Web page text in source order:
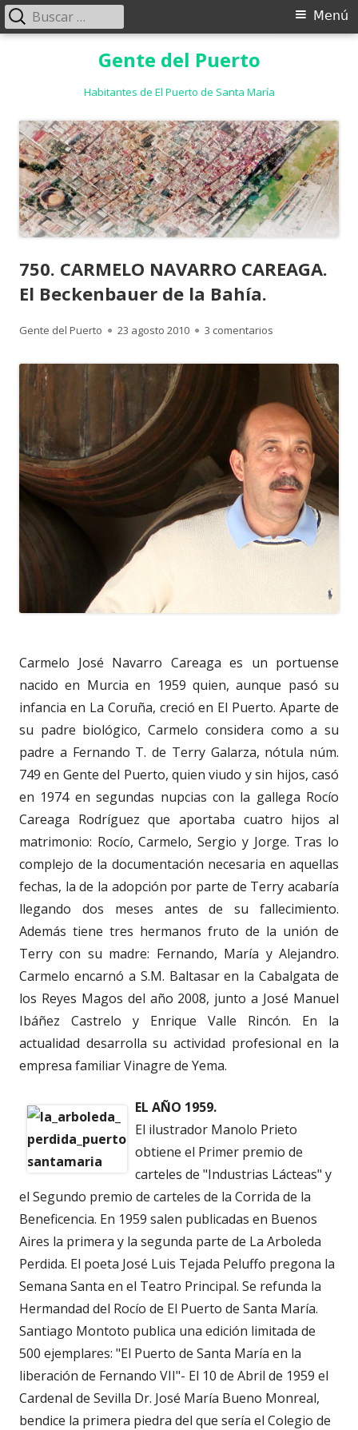
Gente del Puerto
Habitantes de El Puerto de Santa María
Menú
Menú
Buscar:
750. CARMELO NAVARRO CAREAGA.
El Beckenbauer de la Bahía.
Autor
Gente del Puerto
Publicado
23 agosto 2010 3 comentarios
Carmelo José Navarro Careaga es un portuense
nacido en Murcia en 1959 quien, aunque pasó su
infancia en La Coruña, creció en El Puerto. Aparte de
su padre biológico, Carmelo considera como a su
padre a Fernando T. de Terry Galarza, nótula núm.
749 en Gente del Puerto, quien viudo y sin hijos, casó
en 1974 en segundas nupcias con la gallega Rocío
Careaga Rodríguez que aportaba cuatro hijos al
matrimonio: Rocío, Carmelo, Sergio y Jorge. Tras lo
complejo de la documentación necesaria en aquellas
fechas, la de la adopción por parte de Terry acabaría
llegando dos meses antes de su fallecimiento.
Además tiene tres hermanos fruto de la unión de
Terry con su madre: Fernando, María y Alejandro.
Carmelo encarnó a S.M. Baltasar en la Cabalgata de
los Reyes Magos del año 2008, junto a José Manuel
Ibáñez Castrelo y Enrique Valle Rincón. En la
actualidad desarrolla su actividad profesional en la
empresa familiar Vinagre de Yema.
EL AÑO 1959.
El ilustrador Manolo Prieto
obtiene el Primer premio de
carteles de "Industrias Lácteas" y
el Segundo premio de carteles de la Corrida de la
Beneficencia. En 1959 salen publicadas en Buenos
Aires la primera y la segunda parte de La Arboleda
Perdida. El poeta José Luis Tejada Peluffo pregona la
Semana Santa en el Teatro Principal. Se refunda la
Hermandad del Rocío de El Puerto de Santa María.
Santiago Montoto publica una edición limitada de
500 ejemplares: "El Puerto de Santa María en la
liberación de Fernando VII"- El 10 de Abril de 1959 el
Cardenal de Sevilla Dr. José María Bueno Monreal,
bendice la primera piedra del que sería el Colegio de